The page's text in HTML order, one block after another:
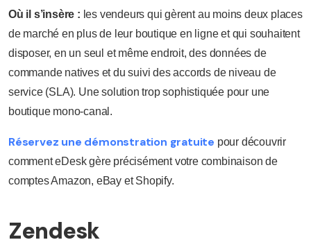
Où il s’insère : les vendeurs qui gèrent au moins deux places
de marché en plus de leur boutique en ligne et qui souhaitent
disposer, en un seul et même endroit, des données de
commande natives et du suivi des accords de niveau de
service (SLA). Une solution trop sophistiquée pour une
boutique mono-canal.
Réservez une démonstration gratuite pour découvrir
comment eDesk gère précisément votre combinaison de
comptes Amazon, eBay et Shopify.
Zendesk